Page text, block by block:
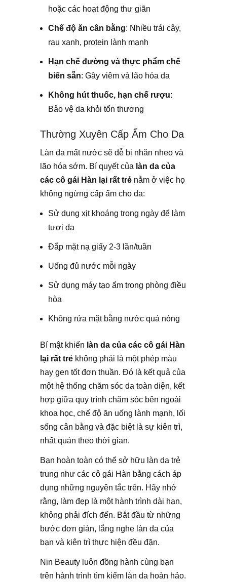
hoặc các hoạt động thư giãn
Chế độ ăn cân bằng: Nhiều trái cây,
rau xanh, protein lành mạnh
Hạn chế đường và thực phẩm chế
biến sẵn: Gây viêm và lão hóa da
Không hút thuốc, hạn chế rượu:
Bảo vệ da khỏi tổn thương
Thường Xuyên Cấp Ẩm Cho Da
Làn da mất nước sẽ dễ bị nhăn nheo và
lão hóa sớm. Bí quyết của làn da của
các cô gái Hàn lại rất trẻ nằm ở việc họ
không ngừng cấp ẩm cho da:
Sử dụng xịt khoáng trong ngày để làm
tươi da
Đắp mặt nạ giấy 2-3 lần/tuần
Uống đủ nước mỗi ngày
Sử dụng máy tạo ẩm trong phòng điều
hòa
Không rửa mặt bằng nước quá nóng
Bí mật khiến làn da của các cô gái Hàn
lại rất trẻ không phải là một phép màu
hay gen tốt đơn thuần. Đó là kết quả của
một hệ thống chăm sóc da toàn diện, kết
hợp giữa quy trình chăm sóc bên ngoài
khoa học, chế độ ăn uống lành mạnh, lối
sống cân bằng và đặc biệt là sự kiên trì,
nhất quán theo thời gian.
Bạn hoàn toàn có thể sở hữu làn da trẻ
trung như các cô gái Hàn bằng cách áp
dụng những nguyên tắc trên. Hãy nhớ
rằng, làm đẹp là một hành trình dài hạn,
không phải đích đến. Bắt đầu từ những
bước đơn giản, lắng nghe làn da của
bạn và kiên trì thực hiện đều đặn.
Nin Beauty luôn đồng hành cùng bạn
trên hành trình tìm kiếm làn da hoàn hảo.